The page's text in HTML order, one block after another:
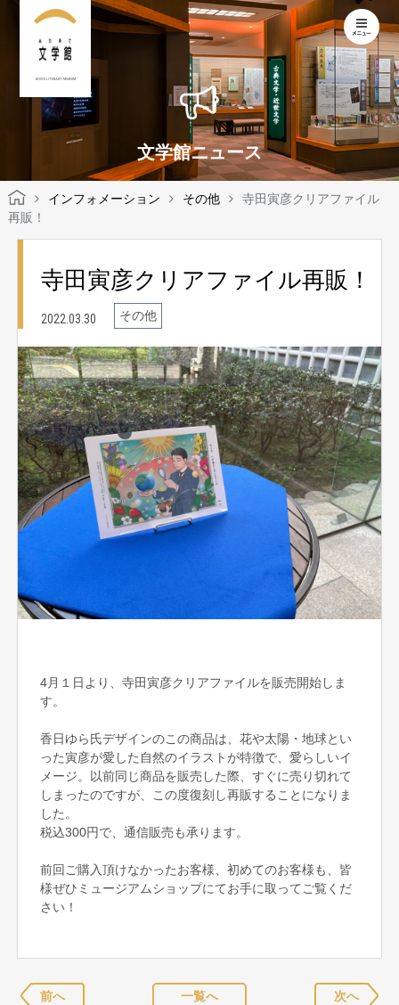
KOCHI LITERARY MUSEUM
文学館ニュース
インフォメーション その他
寺田寅彦クリアファイル
再販！
寺田寅彦クリアファイル再販！
2022.03.30 その他
4月１日より、寺田寅彦クリアファイルを販売開始しま
す。
香日ゆら氏デザインのこの商品は、花や太陽・地球とい
った寅彦が愛した自然のイラストが特徴で、愛らしいイ
メージ。以前同じ商品を販売した際、すぐに売り切れて
しまったのですが、この度復刻し再販することになりま
した。
税込300円で、通信販売も承ります。
前回ご購入頂けなかったお客様、初めてのお客様も、皆
様ぜひミュージアムショップにてお手に取ってご覧くだ
さい！
前へ 一覧へ 次へ